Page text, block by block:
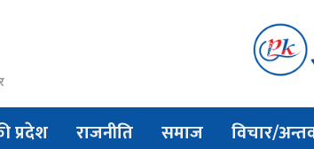
प्रदेश राजनीति समाज विचार/